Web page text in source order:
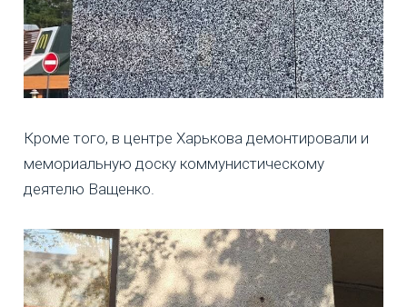
Кроме того, в центре Харькова демонтировали и
мемориальную доску коммунистическому
деятелю Ващенко.